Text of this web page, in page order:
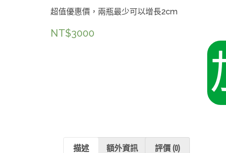
超值優惠價，兩瓶最少可以增長2cm
NT$3000
描述 額外資訊 評價 (0)